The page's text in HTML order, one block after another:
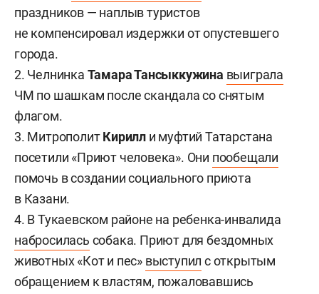
праздников — наплыв туристов
не компенсировал издержки от опустевшего
города.
2. Челнинка Тамара Тансыккужина выиграла
ЧМ по шашкам после скандала со снятым
флагом.
3. МитрополитКирилл и муфтий Татарстана
посетили «Приют человека». Они пообещали
помочь в создании социального приюта
в Казани.
4. В Тукаевском районе на ребенка-инвалида
набросилась собака. Приют для бездомных
животных «Кот и пес» выступил с открытым
обращением к властям, пожаловавшись